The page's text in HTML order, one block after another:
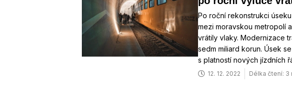
Po roční rekonstrukci
mezi moravskou metropolí
vrátily vlaky. Modernizace
sedm miliard korun. Úsek
s platností nových jízdních
12. 12. 2022 Délka čtení: 3